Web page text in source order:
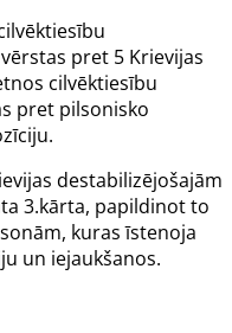
pret 5 Krievijas
cilvēktiesību
pret pilsonisko
destabilizējošajām
3.kārta, papildinot to
kuras īstenoja
un iejaukšanos.